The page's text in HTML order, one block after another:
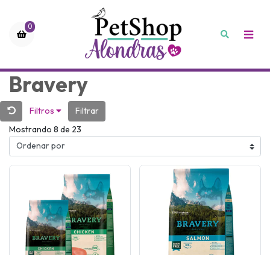
0
Bravery
Filtros
Filtrar
Mostrando 8 de 23